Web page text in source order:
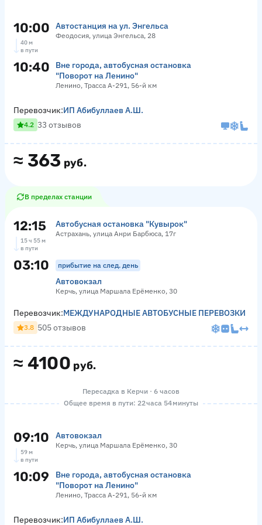
10:00 Автостанция на ул. Энгельса
Феодосия, улица Энгельса, 28
40 м
в пути
10:40
Вне города, автобусная остановка
"Поворот на Ленино"
Ленино, Трасса А-291, 56-й км
≈ 363 руб.
Перевозчик:ИП Абибуллаев А.Ш.
4.2 33 отзывов
В пределах станции
12:15 Автобусная остановка "Кувырок"
Астрахань, улица Анри Барбюса, 17г
15 ч 55 м
в пути
03:10 прибытие на след. день
Автовокзал
Керчь, улица Маршала Ерёменко, 30
≈ 4100 руб.
Перевозчик:МЕЖДУНАРОДНЫЕ АВТОБУСНЫЕ ПЕРЕВОЗКИ
3.8 505 отзывов
Пересадка в Керчи · 6 часов
Общее время в пути: 22 часа 54 минуты
09:10 Автовокзал
Керчь, улица Маршала Ерёменко, 30
59 м
в пути
10:09
Вне города, автобусная остановка
"Поворот на Ленино"
Ленино, Трасса А-291, 56-й км
Перевозчик:ИП Абибуллаев А.Ш.